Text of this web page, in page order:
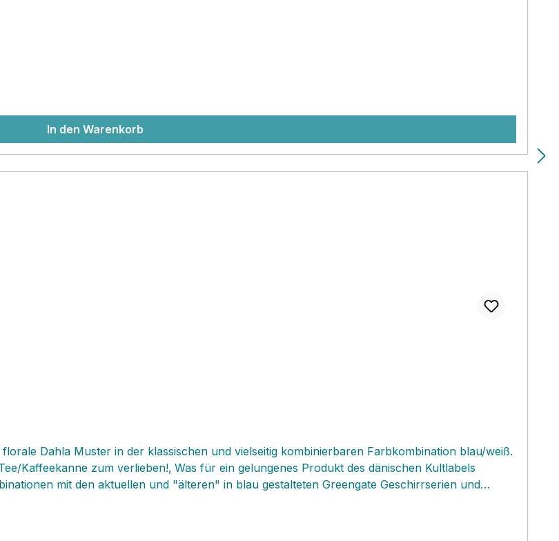
In den Warenkorb
Dahla Muster in der klassischen und vielseitig kombinierbaren Farbkombination blau/weiß.
Kaffeekanne zum verlieben!‚ Was für ein gelungenes Produkt des dänischen Kultlabels
mit den aktuellen und "älteren" in blau gestalteten Greengate Geschirrserien und